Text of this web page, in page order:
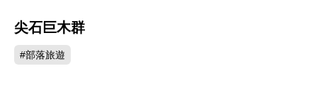
尖石巨木群
#部落旅遊